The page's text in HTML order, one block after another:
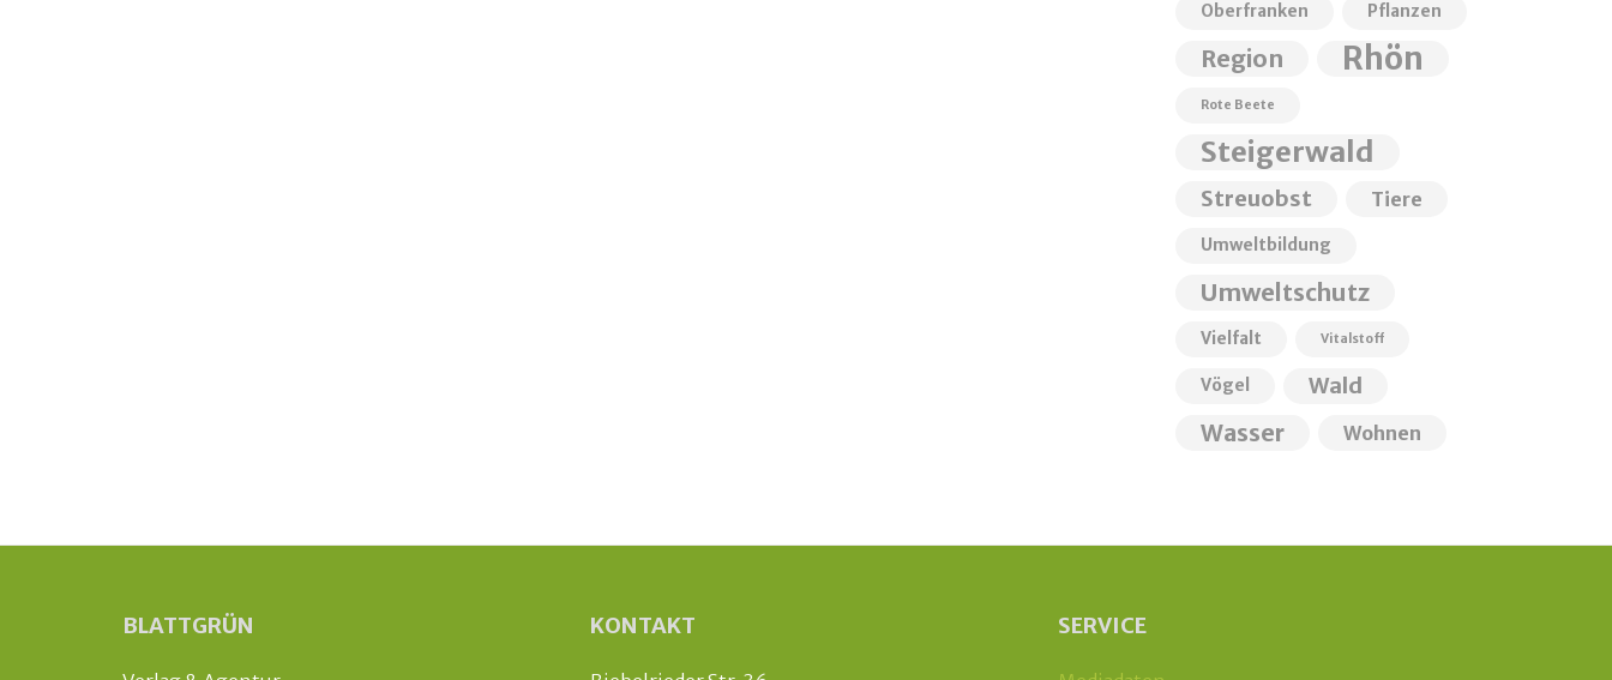
Oberfranken Pflanzen
Region Rhön
Rote Beete
Steigerwald
Streuobst Tiere
Umweltbildung
Umweltschutz
Vielfalt Vitalstoff
Vögel Wald
Wasser Wohnen
BLATTGRÜN KONTAKT SERVICE